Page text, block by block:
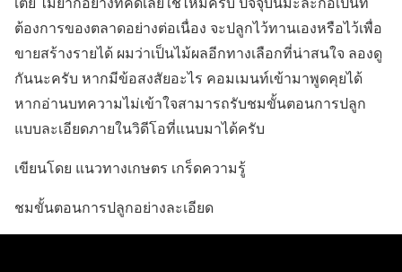
ต้องการของตลาดอย่างต่อเนื่อง จะปลูกไว้ทานเองหรือไว้เพื่อ
ขายสร้างรายได้ ผมว่าเป็นไม้ผลอีกทางเลือกที่น่าสนใจ ลองดู
กันนะครับ หากมีข้อสงสัยอะไร คอมเมนท์เข้ามาพูดคุยได้
หากอ่านบทความไม่เข้าใจสามารถรับชมขั้นตอนการปลูก
แบบละเอียดภายในวิดีโอที่แนบมาได้ครับ
เขียนโดย แนวทางเกษตร เกร็ดความรู้
ชมขั้นตอนการปลูกอย่างละเอียด